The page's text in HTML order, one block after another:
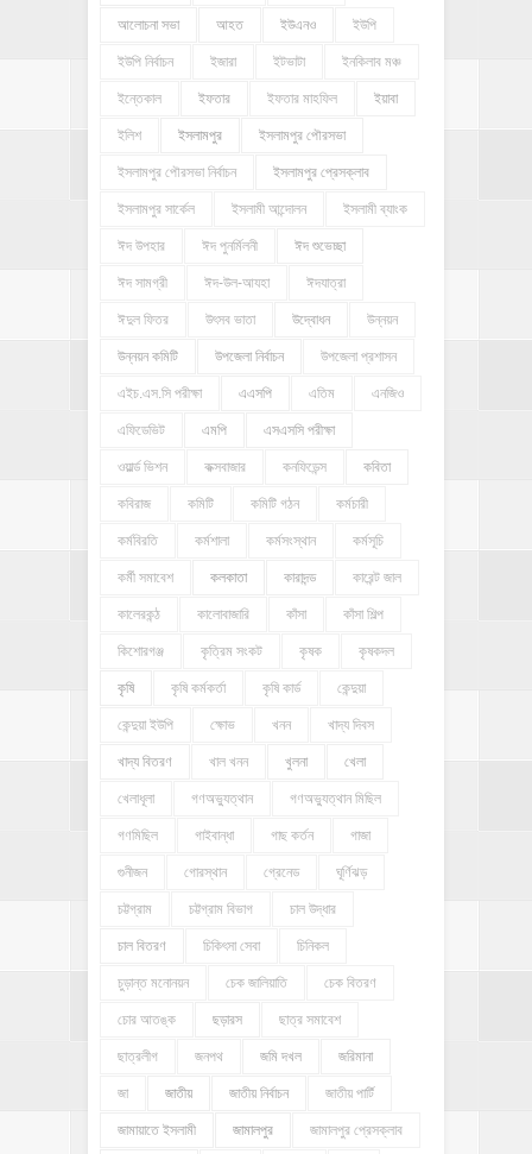
আলোচনা সভা আহত ইউএনও ইউপি
ইউপি নির্বাচন ইজারা ইটভাটা ইনকিলাব মঞ্চ
ইন্তেকাল ইফতার ইফতার মাহফিল ইয়াবা
ইলিশ ইসলামপুর ইসলামপুর পৌরসভা
ইসলামপুর পৌরসভা নির্বাচন ইসলামপুর প্রেসক্লাব
ইসলামপুর সার্কেল ইসলামী আন্দোলন ইসলামী ব্যাংক
ঈদ উপহার ঈদ পুনর্মিলনী ঈদ শুভেচ্ছা
ঈদ সামগ্রী ঈদ-উল-আযহা ঈদযাত্রা
ঈদুল ফিতর উৎসব ভাতা উদ্বোধন উন্নয়ন
উন্নয়ন কমিটি উপজেলা নির্বাচন উপজেলা প্রশাসন
এইচ.এস.সি পরীক্ষা এএসপি এতিম এনজিও
এফিডেভিট এমপি এসএসসি পরীক্ষা
ওয়ার্ল্ড ভিশন কক্সবাজার কনফিডেন্স কবিতা
কবিরাজ কমিটি কমিটি গঠন কর্মচারী
কর্মবিরতি কর্মশালা কর্মসংস্থান কর্মসূচি
কর্মী সমাবেশ কলকাতা কারাদন্ড কারেন্ট জাল
কালেরকন্ঠ কালোবাজারি কাঁসা কাঁসা শিল্প
কিশোরগঞ্জ কৃত্রিম সংকট কৃষক কৃষকদল
কৃষি কৃষি কর্মকর্তা কৃষি কার্ড কেন্দুয়া
কেন্দুয়া ইউপি ক্ষোভ খনন খাদ্য দিবস
খাদ্য বিতরণ খাল খনন খুলনা খেলা
খেলাধূলা গণঅভ্যুত্থান গণঅভ্যুত্থান মিছিল
গণমিছিল গাইবান্ধা গাছ কর্তন গাজা
গুনীজন গোরস্থান গ্রেনেড ঘূর্ণিঝড়
চট্টগ্রাম চট্টগ্রাম বিভাগ চাল উদ্ধার
চাল বিতরণ চিকিৎসা সেবা চিনিকল
চুড়ান্ত মনোনয়ন চেক জালিয়াতি চেক বিতরণ
চোর আতঙ্ক ছড়ারস ছাত্র সমাবেশ
ছাত্রলীগ জনপথ জমি দখল জরিমানা
জা জাতীয় জাতীয় নির্বাচন জাতীয় পার্টি
জামায়াতে ইসলামী জামালপুর জামালপুর প্রেসক্লাব